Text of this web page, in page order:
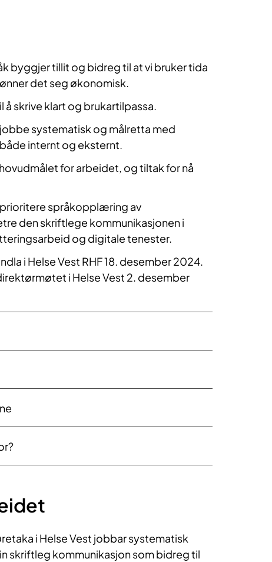
byggjer tillit og bidreg til at vi bruker tida
det seg økonomisk.
å skrive klart og brukartilpassa.
systematisk og målretta med
internt og eksternt.
for arbeidet, og tiltak for nå
prioritere språkopplæring av
den skriftlege kommunikasjonen i
og digitale tenester.
i Helse Vest RHF 18. desember 2024.
i Helse Vest 2. desember
i Helse Vest jobbar systematisk
skriftleg kommunikasjon som bidreg til